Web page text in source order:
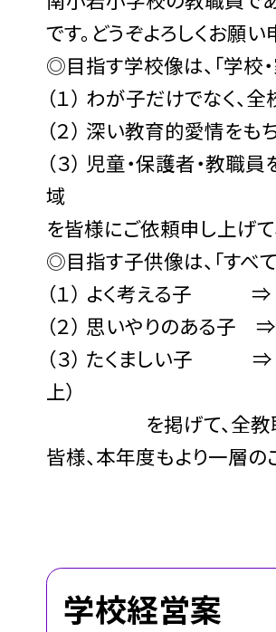
です。どうぞよろしくお願い
◎目指す学校像は、「学校
（１） わが子だけでなく
（２） 深い教育的愛情を
（３） 児童・保護者・教職
を皆様にご依頼申し上げて
◎目指す子供像は、「すべ
（１） よく考える子 ⇒
（２） 思いやりのある
（３） たくましい子 ⇒
を掲げて、全教職員
皆様、本年度もより一層の
学校経営案